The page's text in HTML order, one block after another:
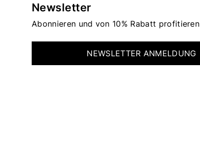
Newsletter
Abonnieren und von 10% Rabatt profitieren
NEWSLETTER ANMELDUNG